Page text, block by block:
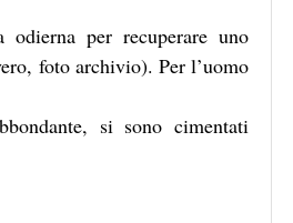
per recuperare uno
foto archivio). Per l’uomo
si sono cimentati